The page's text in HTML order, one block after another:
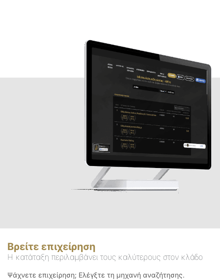
Βρείτε επιχείρηση
Η κατάταξη περιλαμβάνει τους καλύτερους στον κλάδο
Ψάχνετε επιχείρηση; Ελέγξτε τη μηχανή αναζήτησης.